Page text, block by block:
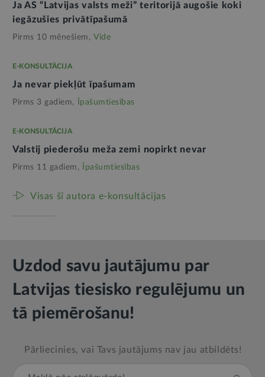
Ja AS “Latvijas valsts meži” teritorijā augošie koki
iegāzušies privātīpašumā
Pirms 10 mēnešiem, Vide
E-KONSULTĀCIJA
Ja nevar piekļūt īpašumam
Pirms 3 gadiem, Īpašumtiesības
E-KONSULTĀCIJA
Valstij piederošu meža zemi nopirkt nevar
Pirms 11 gadiem, Īpašumtiesības
Visas šī autora e-konsultācijas
Uzdod savu jautājumu par
Latvijas tiesisko regulējumu un
tā piemērošanu!
Pārliecinies, vai Tavs jautājums nav jau atbildēts!